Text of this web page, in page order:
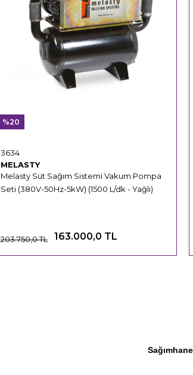
MELASTY
Melasty Süt Sağım Sistemi Vakum Pompa
Seti (380V-50Hz-5kW) (1500 L/dk - Yağlı)
3634
163.000,0 TL
203.750,0 TL
%20